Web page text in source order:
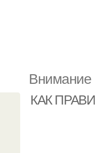
Внимание
КАК